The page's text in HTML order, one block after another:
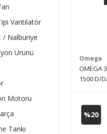
Vantilatör
/ Nalburiye
Ürünü
Motoru
Tankı
Omega
OMEGA
1500 D/
için
geçiniz.)
%20